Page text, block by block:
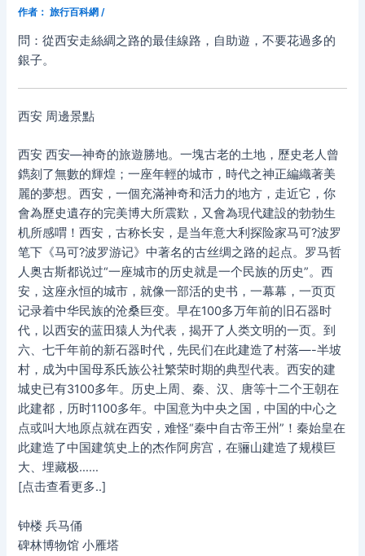
作者： 旅行百科網 /
問：從西安走絲綢之路的最佳線路，自助遊，不要花過多的
銀子。
西安 周邊景點
西安 西安—神奇的旅遊勝地。一塊古老的土地，歷史老人曾
鐫刻了無數的輝煌；一座年輕的城市，時代之神正編織著美
麗的夢想。西安，一個充滿神奇和活力的地方，走近它，你
會為歷史遺存的完美博大所震歎，又會為現代建設的勃勃生
机所感喟！西安，古称长安，是当年意大利探险家马可?波罗
笔下《马可?波罗游记》中著名的古丝绸之路的起点。罗马哲
人奥古斯都说过“一座城市的历史就是一个民族的历史”。西
安，这座永恒的城市，就像一部活的史书，一幕幕，一页页
记录着中华民族的沧桑巨变。早在100多万年前的旧石器时
代，以西安的蓝田猿人为代表，揭开了人类文明的一页。到
六、七千年前的新石器时代，先民们在此建造了村落—-半坡
村，成为中国母系氏族公社繁荣时期的典型代表。西安的建
城史已有3100多年。历史上周、秦、汉、唐等十二个王朝在
此建都，历时1100多年。中国意为中央之国，中国的中心之
点或叫大地原点就在西安，难怪“秦中自古帝王州”！秦始皇在
此建造了中国建筑史上的杰作阿房宫，在骊山建造了规模巨
大、埋藏极……
[点击查看更多..]
钟楼 兵马俑
碑林博物馆 小雁塔